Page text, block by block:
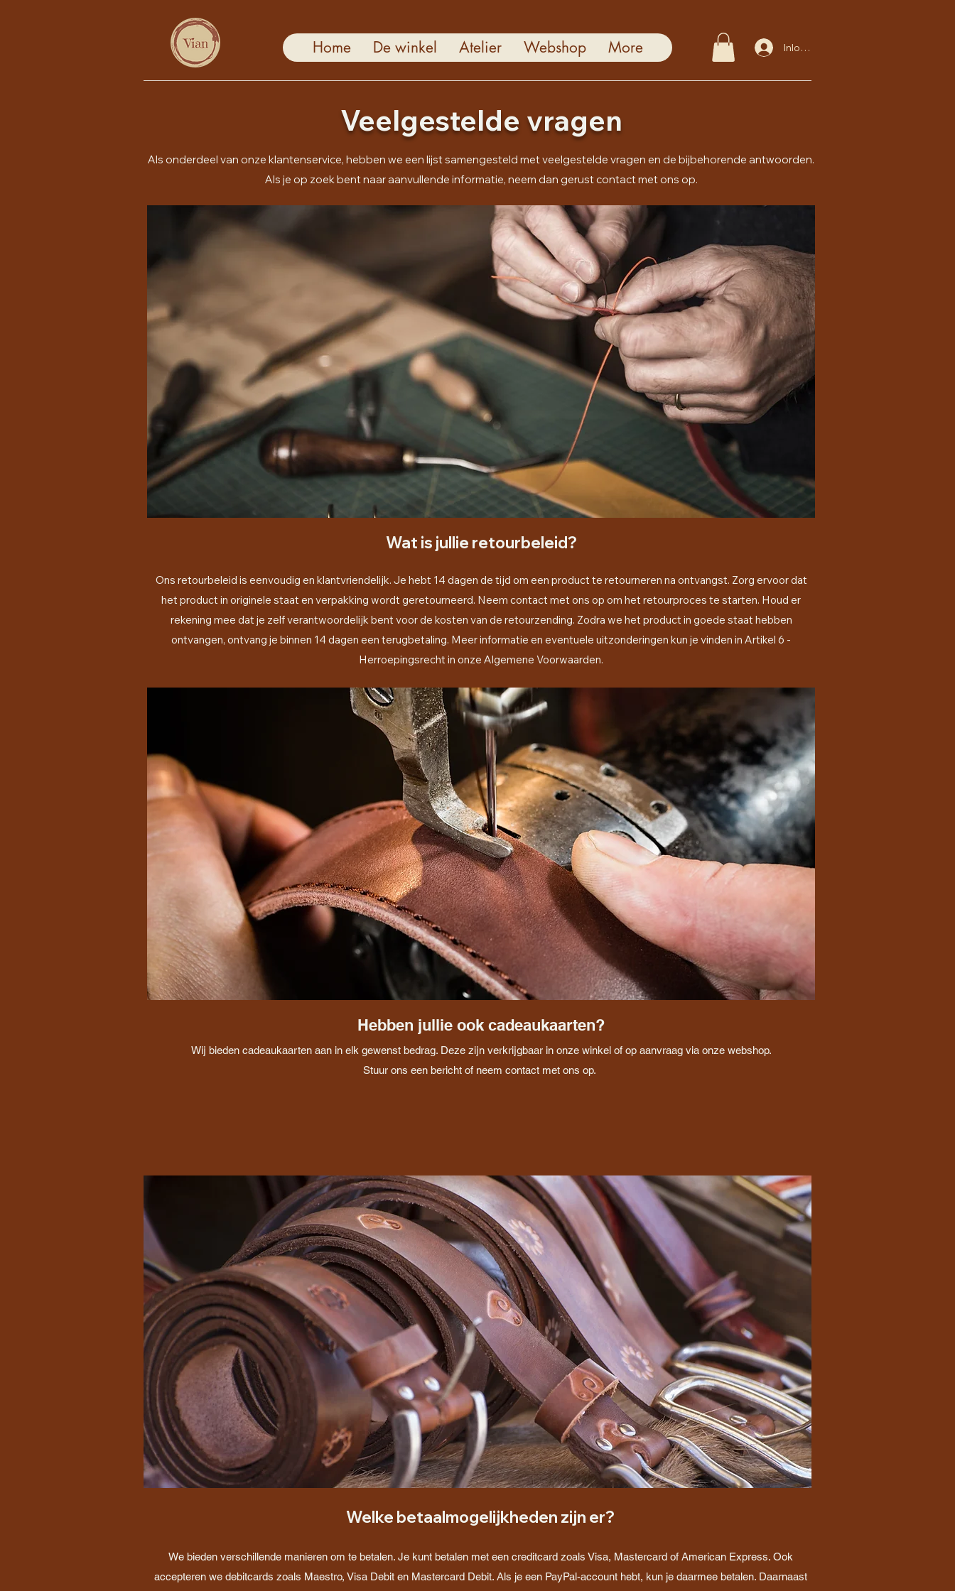
Home De winkel Atelier Webshop More Inloggen
Veelgestelde vragen
Als onderdeel van onze klantenservice, hebben we een lijst samengesteld met veelgestelde vragen en de bijbehorende antwoorden.
Als je op zoek bent naar aanvullende informatie, neem dan gerust contact met ons op.
Wat is jullie retourbeleid?
Ons retourbeleid is eenvoudig en klantvriendelijk. Je hebt 14 dagen de tijd om een product te retourneren na ontvangst. Zorg ervoor dat
het product in originele staat en verpakking wordt geretourneerd. Neem contact met ons op om het retourproces te starten. Houd er
rekening mee dat je zelf verantwoordelijk bent voor de kosten van de retourzending. Zodra we het product in goede staat hebben
ontvangen, ontvang je binnen 14 dagen een terugbetaling. Meer informatie en eventuele uitzonderingen kun je vinden in Artikel 6 -
Herroepingsrecht in onze Algemene Voorwaarden.
Hebben jullie ook cadeaukaarten?
Wij bieden cadeaukaarten aan in elk gewenst bedrag. Deze zijn verkrijgbaar in onze winkel of op aanvraag via onze webshop.
Stuur ons een bericht of neem contact met ons op.
Welke betaalmogelijkheden zijn er?
We bieden verschillende manieren om te betalen. Je kunt betalen met een creditcard zoals Visa, Mastercard of American Express. Ook
accepteren we debitcards zoals Maestro, Visa Debit en Mastercard Debit. Als je een PayPal-account hebt, kun je daarmee betalen. Daarnaast